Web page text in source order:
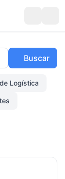
Buscar
Logística